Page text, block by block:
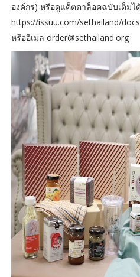
องค์กร) หรือดูแค็ตตาล็อคฉบับเต็มไ
https://issuu.com/sethailand/
หรืออีเมล order@sethailand.org